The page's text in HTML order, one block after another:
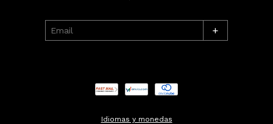
+
Idiomas y monedas